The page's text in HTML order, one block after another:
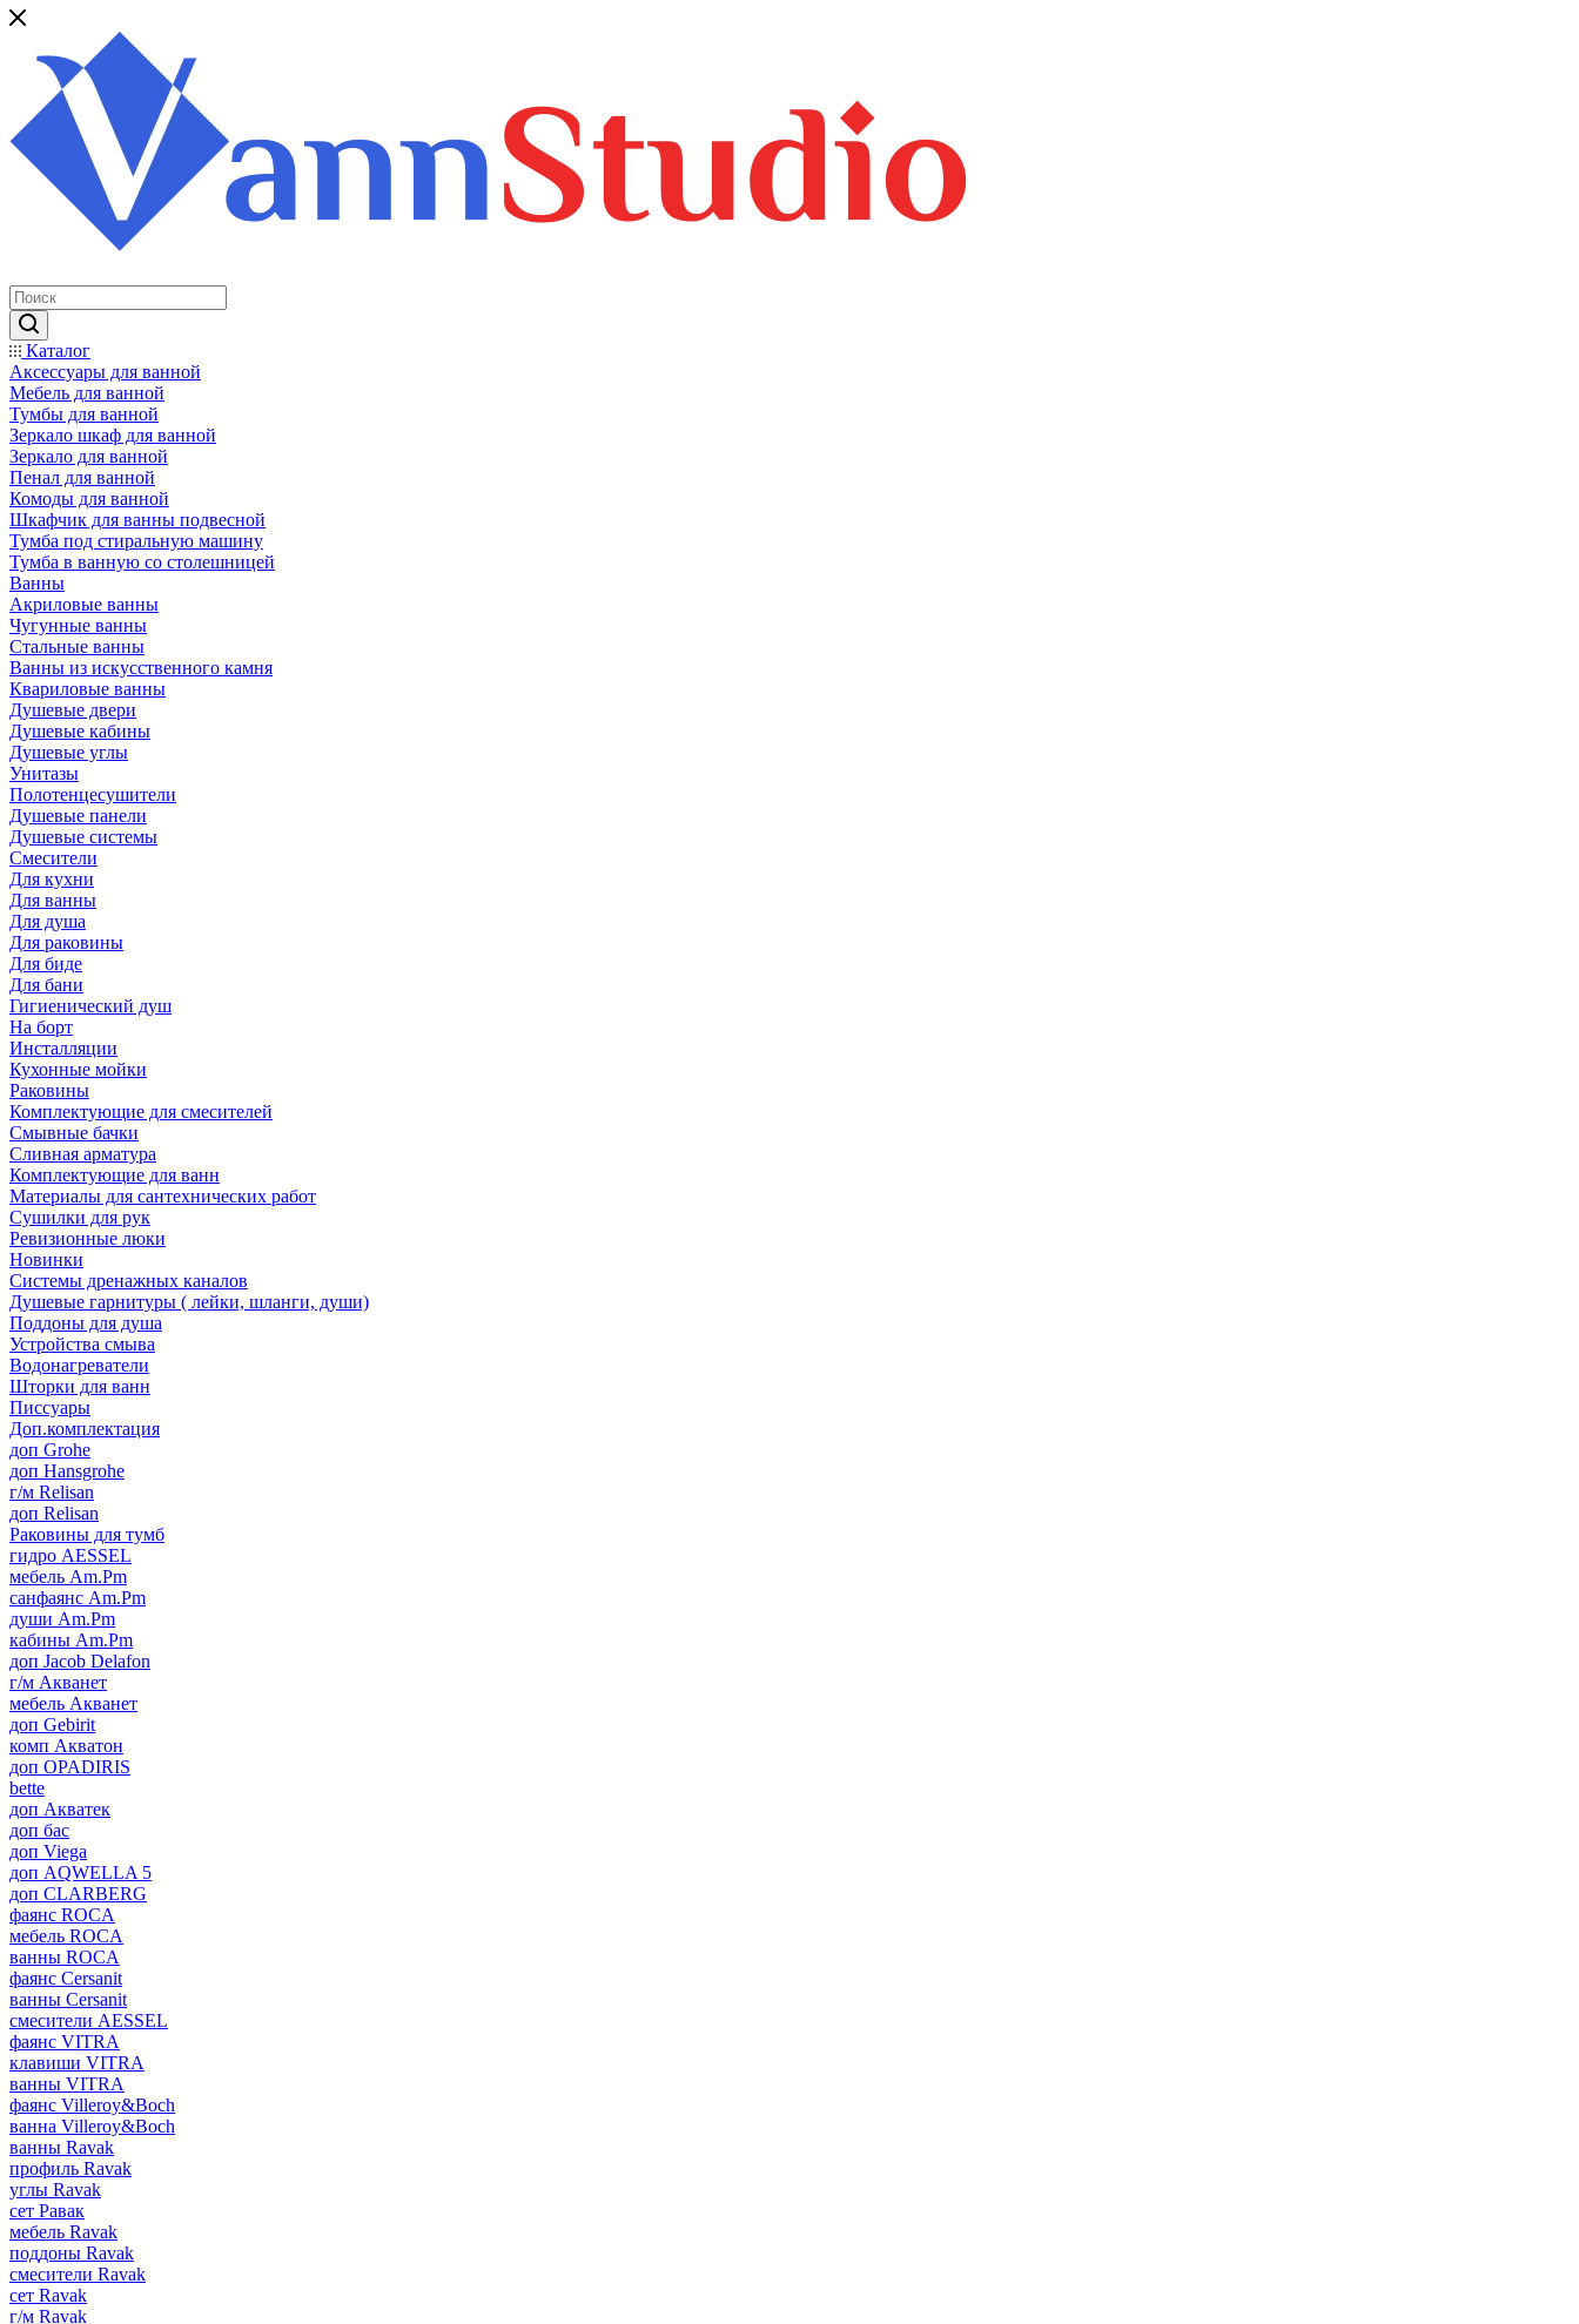
Каталог
Аксессуары для ванной
Мебель для ванной
Тумбы для ванной
Зеркало шкаф для ванной
Зеркало для ванной
Пенал для ванной
Комоды для ванной
Шкафчик для ванны подвесной
Тумба под стиральную машину
Тумба в ванную со столешницей
Ванны
Акриловые ванны
Чугунные ванны
Стальные ванны
Ванны из искусственного камня
Квариловые ванны
Душевые двери
Душевые кабины
Душевые углы
Унитазы
Полотенцесушители
Душевые панели
Душевые системы
Смесители
Для кухни
Для ванны
Для душа
Для раковины
Для биде
Для бани
Гигиенический душ
На борт
Инсталляции
Кухонные мойки
Раковины
Комплектующие для смесителей
Смывные бачки
Сливная арматура
Комплектующие для ванн
Материалы для сантехнических работ
Сушилки для рук
Ревизионные люки
Новинки
Системы дренажных каналов
Душевые гарнитуры ( лейки, шланги, души)
Поддоны для душа
Устройства смыва
Водонагреватели
Шторки для ванн
Писсуары
Доп.комплектация
доп Grohe
доп Hansgrohe
г/м Relisan
доп Relisan
Раковины для тумб
гидро AESSEL
мебель Am.Pm
санфаянс Am.Pm
души Am.Pm
кабины Am.Pm
доп Jacob Delafon
г/м Акванет
мебель Акванет
доп Gebirit
комп Акватон
доп OPADIRIS
bette
доп Акватек
доп бас
доп Viega
доп AQWELLA 5
доп CLARBERG
фаянс ROCA
мебель ROCA
ванны ROCA
фаянс Cersanit
ванны Cersanit
смесители AESSEL
фаянс VITRA
клавиши VITRA
ванны VITRA
фаянс Villeroy&Boch
ванна Villeroy&Boch
ванны Ravak
профиль Ravak
углы Ravak
сет Равак
мебель Ravak
поддоны Ravak
смесители Ravak
сет Ravak
г/м Ravak